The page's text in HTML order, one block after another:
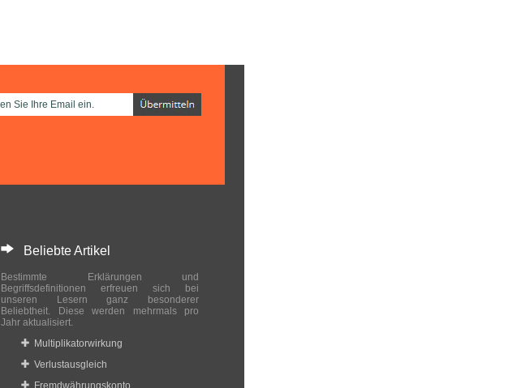
Beliebte Artikel
Bestimmte Erklärungen und
Begriffsdefinitionen erfreuen sich bei
unseren Lesern ganz besonderer
Beliebtheit. Diese werden mehrmals pro
Jahr aktualisiert.
Multiplikatorwirkung
Verlustausgleich
Fremdwährungskonto